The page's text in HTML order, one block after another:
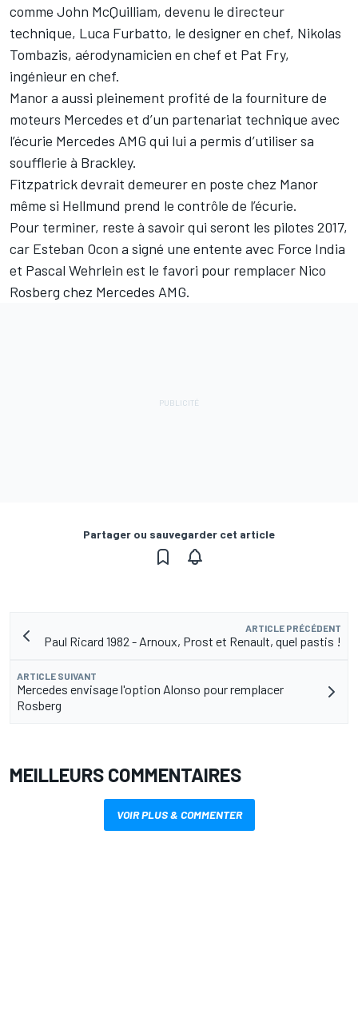
comme John McQuilliam, devenu le directeur
technique, Luca Furbatto, le designer en chef, Nikolas
Tombazis, aérodynamicien en chef et Pat Fry,
ingénieur en chef.
Manor a aussi pleinement profité de la fourniture de
moteurs Mercedes et d’un partenariat technique avec
l’écurie Mercedes AMG qui lui a permis d’utiliser sa
soufflerie à Brackley.
Fitzpatrick devrait demeurer en poste chez Manor
même si Hellmund prend le contrôle de l’écurie.
Pour terminer, reste à savoir qui seront les pilotes 2017,
car Esteban Ocon a signé une entente avec Force India
et Pascal Wehrlein est le favori pour remplacer Nico
Rosberg chez Mercedes AMG.
Partager ou sauvegarder cet article
ARTICLE PRÉCÉDENT
Paul Ricard 1982 - Arnoux, Prost et Renault, quel pastis !
ARTICLE SUIVANT
Mercedes envisage l'option Alonso pour remplacer
Rosberg
MEILLEURS COMMENTAIRES
VOIR PLUS & COMMENTER